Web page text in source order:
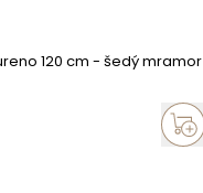
120 cm - šedý mramor